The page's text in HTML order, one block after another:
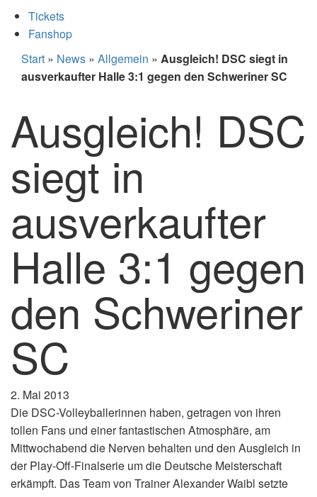
Tickets
Fanshop
Start » News » Allgemein » Ausgleich! DSC siegt in
ausverkaufter Halle 3:1 gegen den Schweriner SC
Ausgleich! DSC
siegt in
ausverkaufter
Halle 3:1 gegen
den Schweriner
SC
2. Mai 2013
Die DSC-Volleyballerinnen haben, getragen von ihren
tollen Fans und einer fantastischen Atmosphäre, am
Mittwochabend die Nerven behalten und den Ausgleich in
der Play-Off-Finalserie um die Deutsche Meisterschaft
erkämpft. Das Team von Trainer Alexander Waibl setzte